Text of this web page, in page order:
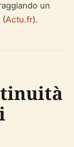
un
(Actu.fr).